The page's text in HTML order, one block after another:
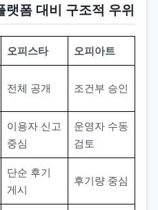
폼 대비 구조적 우위
오피스타 오피아트
전체 공개 조건부 승인
이용자 신고
중심
운영자 수동
검토
단순 후기
게시
후기량 중심